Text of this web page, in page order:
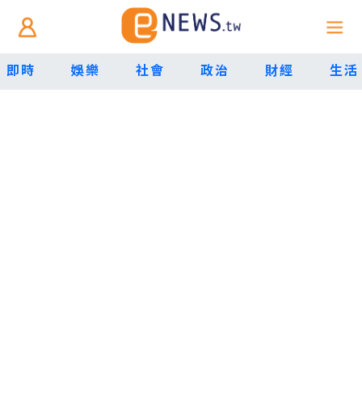
即時 娛樂 社會 政治 財經 生活